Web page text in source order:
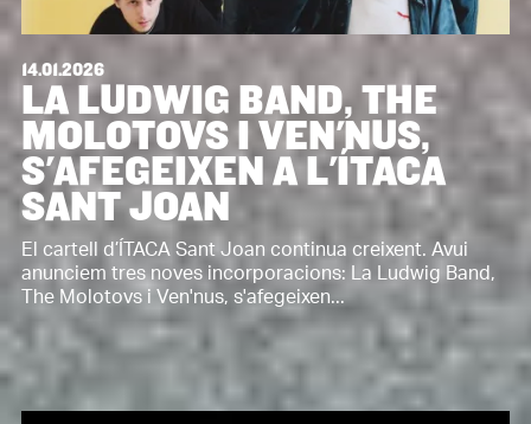
14.01.2026
LA LUDWIG BAND, THE
MOLOTOVS I VEN'NUS,
S'AFEGEIXEN A L'ÍTACA
SANT JOAN
El cartell d’ÍTACA Sant Joan continua creixent. Avui
anunciem tres noves incorporacions: La Ludwig Band,
The Molotovs i Ven'nus, s'afegeixen...